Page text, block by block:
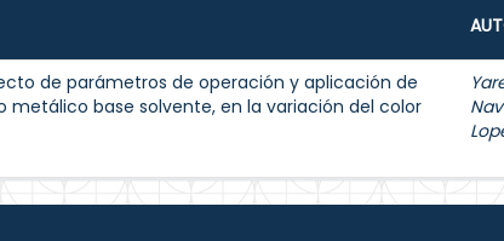
de parámetros de operación y aplicación de
base solvente, en la variación del color